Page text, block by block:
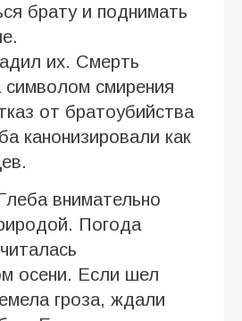
брату и поднимать
их. Смерть
символом смирения
от братоубийства
канонизировали как
внимательно
Погода
осени. Если шел
гроза, ждали